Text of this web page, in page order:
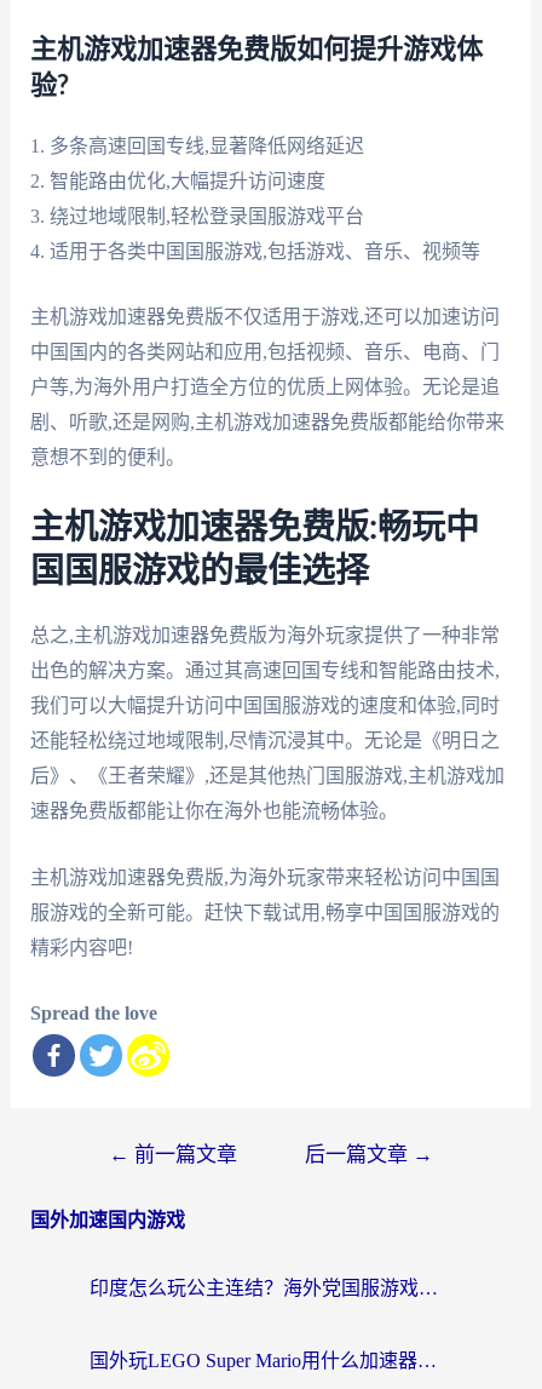
主机游戏加速器免费版如何提升游戏体
验?
1. 多条高速回国专线,显著降低网络延迟
2. 智能路由优化,大幅提升访问速度
3. 绕过地域限制,轻松登录国服游戏平台
4. 适用于各类中国国服游戏,包括游戏、音乐、视频等
主机游戏加速器免费版不仅适用于游戏,还可以加速访问
中国国内的各类网站和应用,包括视频、音乐、电商、门
户等,为海外用户打造全方位的优质上网体验。无论是追
剧、听歌,还是网购,主机游戏加速器免费版都能给你带来
意想不到的便利。
主机游戏加速器免费版:畅玩中
国国服游戏的最佳选择
总之,主机游戏加速器免费版为海外玩家提供了一种非常
出色的解决方案。通过其高速回国专线和智能路由技术,
我们可以大幅提升访问中国国服游戏的速度和体验,同时
还能轻松绕过地域限制,尽情沉浸其中。无论是《明日之
后》、《王者荣耀》,还是其他热门国服游戏,主机游戏加
速器免费版都能让你在海外也能流畅体验。
主机游戏加速器免费版,为海外玩家带来轻松访问中国国
服游戏的全新可能。赶快下载试用,畅享中国国服游戏的
精彩内容吧!
Spread the love
导
← 前一篇文章 后一篇文章 →
国外加速国内游戏
印度怎么玩公主连结？海外党国服游戏加速终极指南（附仙境传说RO重生细胞优化技巧）
国外玩LEGO Super Mario用什么加速器？2026海外玩家亲测有效指南